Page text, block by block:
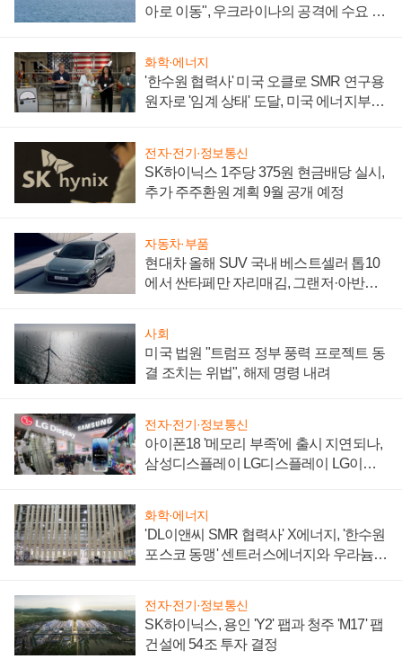
아로 이동", 우크라이나의 공격에 수요 늘
화학·에너지
'한수원 협력사' 미국 오클로 SMR 연구용
원자로 '임계 상태' 도달, 미국 에너지부
전자·전기·정보통신
SK하이닉스 1주당 375원 현금배당 실시,
추가 주주환원 계획 9월 공개 예정
자동차·부품
현대차 올해 SUV 국내 베스트셀러 톱10
에서 싼타페만 자리매김, 그랜저·아반떼
사회
미국 법원 "트럼프 정부 풍력 프로젝트 동
결 조치는 위법", 해제 명령 내려
전자·전기·정보통신
아이폰18 '메모리 부족'에 출시 지연되나,
삼성디스플레이 LG디스플레이 LG이노
화학·에너지
'DL이앤씨 SMR 협력사' X에너지, '한수원
포스코 동맹' 센트러스에너지와 우라늄
전자·전기·정보통신
SK하이닉스, 용인 'Y2' 팹과 청주 'M17' 팹
건설에 54조 투자 결정